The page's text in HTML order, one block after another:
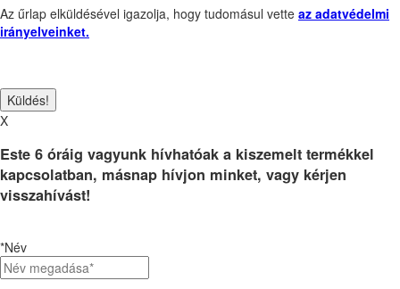
Az űrlap elküldésével igazolja, hogy tudomásul vette az adatvédelmi
irányelveinket.
X
Este 6 óráig vagyunk hívhatóak a kiszemelt termékkel
kapcsolatban, másnap hívjon minket, vagy kérjen
visszahívást!
*Név